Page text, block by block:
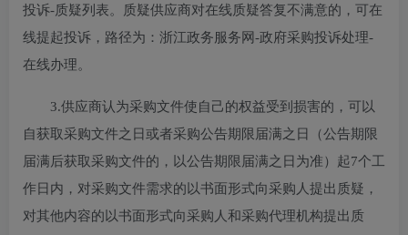
投诉-质疑列表。质疑供应商对在线质疑答复不满意的，可在
线提起投诉，路径为：浙江政务服务网-政府采购投诉处理-
在线办理。
3.供应商认为采购文件使自己的权益受到损害的，可以
自获取采购文件之日或者采购公告期限届满之日（公告期限
届满后获取采购文件的，以公告期限届满之日为准）起7个工
作日内，对采购文件需求的以书面形式向采购人提出质疑，
对其他内容的以书面形式向采购人和采购代理机构提出质